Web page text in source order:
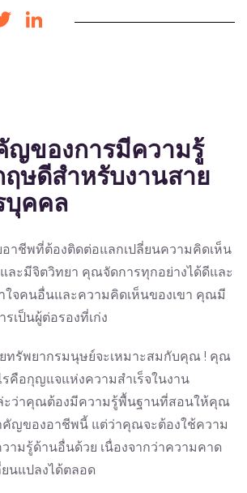
TwitterLinkedIn
ญของการมีความรู้
ษดีสำหรับงานสาย
บุคคล
าชีพที่ต้องติดต่อแลกเปลี่ยนความคิดเห็น
ะมีจิตวิทยา คุณจัดการทุกอย่างได้ดีและ
ใจคนอื่นและความคิดเห็นของเขา คุณมี
เป็นผู้ต่อรองที่เก่ง
ทรัพยากรมนุษย์จะเหมาะสมกับคุณ ! คุณ
รคือกุญแจแห่งความสำเร็จในงาน
ะว่าคุณต้องมีความรู้พื้นฐานที่สอนให้คุณ
คัญของอาชีพนี้ แต่ว่าคุณจะต้องใช้ความ
ามรู้ด้านอื่นด้วย เนื่องจากว่าความคาด
นแปลงได้ตลอด